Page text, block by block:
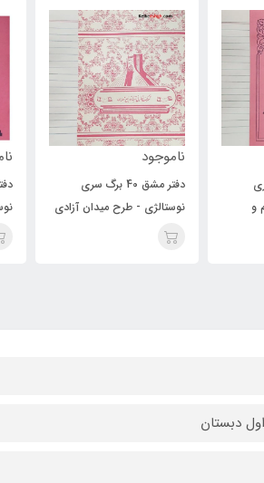
سری
آزادی
ناموجود
دفتر مشق 40 برگ سری
نوستالژی - طرح کلاسیک
دبستان